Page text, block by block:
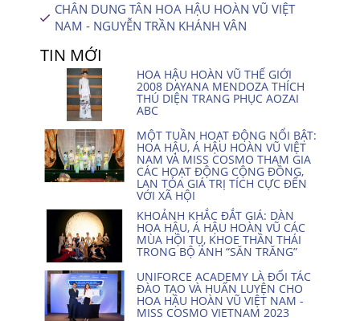
CHÂN DUNG TÂN HOA HẬU HOÀN VŨ VIỆT
NAM - NGUYỄN TRẦN KHÁNH VÂN
TIN MỚI
HOA HẬU HOÀN VŨ THẾ GIỚI
2008 DAYANA MENDOZA THÍCH
THÚ DIỆN TRANG PHỤC AOZAI
ABC
MỘT TUẦN HOẠT ĐỘNG NỔI BẬT:
HOA HẬU, Á HẬU HOÀN VŨ VIỆT
NAM VÀ MISS COSMO THAM GIA
CÁC HOẠT ĐỘNG CỘNG ĐỒNG,
LAN TỎA GIÁ TRỊ TÍCH CỰC ĐẾN
VỚI XÃ HỘI
KHOẢNH KHẮC ĐẮT GIÁ: DÀN
HOA HẬU, Á HẬU HOÀN VŨ CÁC
MÙA HỘI TỤ, KHOE THẦN THÁI
TRONG BỘ ẢNH “SĂN TRĂNG”
UNIFORCE ACADEMY LÀ ĐỐI TÁC
ĐÀO TẠO VÀ HUẤN LUYỆN CHO
HOA HẬU HOÀN VŨ VIỆT NAM -
MISS COSMO VIETNAM 2023